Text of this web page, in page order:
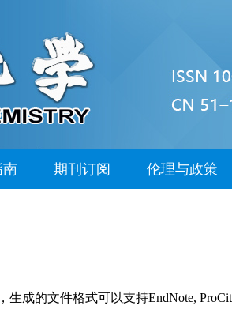
南 期刊订阅 伦理与政策
成的文件格式可以支持EndNote,